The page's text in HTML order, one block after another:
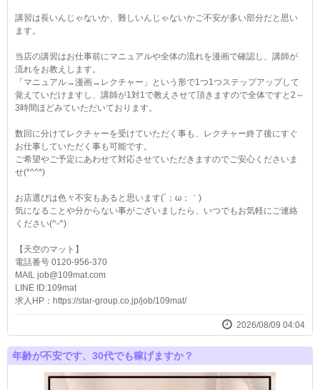
講習は長いんじゃないか、難しいんじゃないかご不安が多い部分だと思い
ます。
当店の講習はお仕事前にマニュアルや全体の流れを漫画で確認し、講師が
流れをお教えします。
「マニュアル→漫画→レクチャー」という形で1つ1つステップアップして
覚えていだけますし、講師が1対1で教えさせて頂きますので全体ですと2～
3時間ほどみていただいております。
数回に分けてレクチャーを受けていただく事も、レクチャー終了後にすぐ
お仕事していただく事も可能です。
ご希望やご予定にあわせて対応させていただきますのでご安心くださいま
せ(*^^*)
お店選びは色々不安もあると思います(´；ω；｀)
気になることや分からない事がございましたら、いつでもお気軽にご連絡
ください(^-^)
【天空のマット】
電話番号 0120-956-370
MAIL job@109mat.com
LINE ID:109mat
求人HP：https://star-group.co.jp/job/109mat/
2026/08/09 04:04
年齢が不安です、30代でも稼げますか？